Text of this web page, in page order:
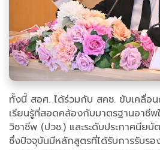
ทั้งนี้ สอศ. ได้ร่วมกับ สคช. ขับเคลื่อ
เรียนรู้ที่สอดคล้องกับมาตรฐานอาชีพ
วิชาชีพ (ปวช.) และระดับประกาศนีย
ซึ่งปัจจุบันมีหลักสูตรที่ได้รับการรับรอ